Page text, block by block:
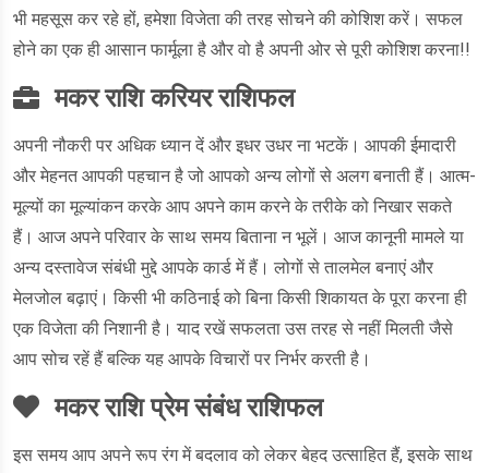
भी महसूस कर रहे हों, हमेशा विजेता की तरह सोचने की कोशिश करें। सफल
होने का एक ही आसान फार्मूला है और वो है अपनी ओर से पूरी कोशिश करना!!
मकर राशि करियर राशिफल
अपनी नौकरी पर अधिक ध्यान दें और इधर उधर ना भटकें। आपकी ईमादारी
और मेहनत आपकी पहचान है जो आपको अन्य लोगों से अलग बनाती हैं। आत्म-
मूल्यों का मूल्यांकन करके आप अपने काम करने के तरीके को निखार सकते
हैं। आज अपने परिवार के साथ समय बिताना न भूलें। आज कानूनी मामले या
अन्य दस्तावेज संबंधी मुद्दे आपके कार्ड में हैं। लोगों से तालमेल बनाएं और
मेलजोल बढ़ाएं। किसी भी कठिनाई को बिना किसी शिकायत के पूरा करना ही
एक विजेता की निशानी है। याद रखें सफलता उस तरह से नहीं मिलती जैसे
आप सोच रहें हैं बल्कि यह आपके विचारों पर निर्भर करती है।
मकर राशि प्रेम संबंध राशिफल
इस समय आप अपने रूप रंग में बदलाव को लेकर बेहद उत्साहित हैं, इसके साथ